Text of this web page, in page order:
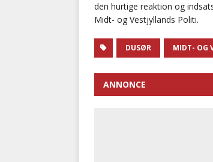
den hurtige reaktion og
Midt- og Vestjyllands Politi.
DUSØR MIDT- OG
ANNONCE